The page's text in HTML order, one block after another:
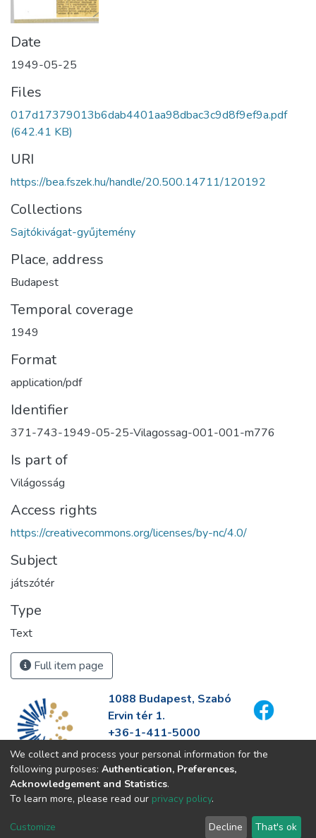
Date
1949-05-25
Files
017d17379013b6dab4401aa98dbac3c9d8f9ef9a.pdf
(642.41 KB)
URI
https://bea.fszek.hu/handle/20.500.14711/120192
Collections
Sajtókivágat-gyűjtemény
Place, address
Budapest
Temporal coverage
1949
Format
application/pdf
Identifier
371-743-1949-05-25-Vilagossag-001-001-m776
Is part of
Világosság
Access rights
https://creativecommons.org/licenses/by-nc/4.0/
Subject
játszótér
Type
Text
Full item page
1088 Budapest, Szabó
Ervin tér 1.
+36-1-411-5000
info@fszek.hu
https://fszek.hu
We collect and process your personal information for the
following purposes: Authentication, Preferences,
Acknowledgement and Statistics.
To learn more, please read our privacy policy.
Customize Decline That's ok